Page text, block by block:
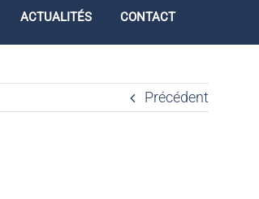
ACTUALITÉS CONTACT
Précédent